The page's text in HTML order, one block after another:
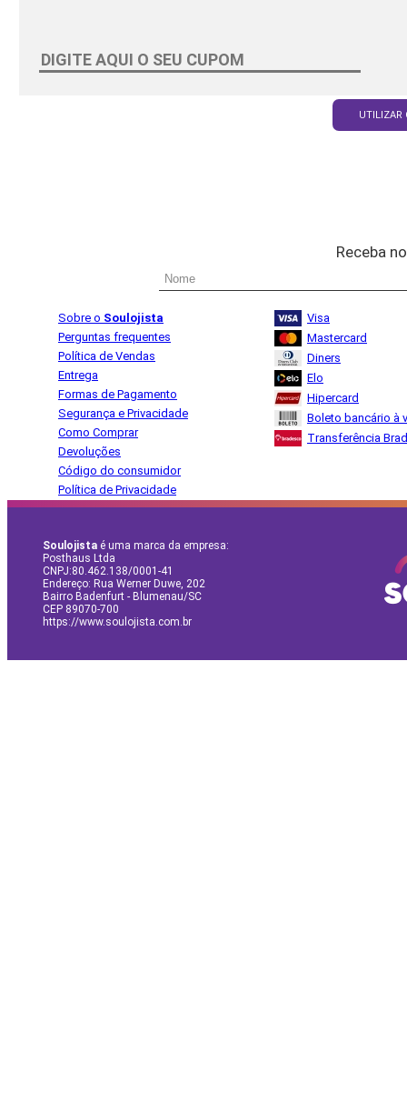
UTILIZAR
Receba
Sobre o Soulojista
Perguntas frequentes
Política de Vendas
Entrega
Formas de Pagamento
Segurança e Privacidade
Como Comprar
Devoluções
Código do consumidor
Política de Privacidade
Visa
Mastercard
Diners
Elo
Hipercard
Boleto bancário à
Transferência
Soulojista é uma marca da empresa:
Posthaus Ltda
CNPJ:80.462.138/0001-41
Endereço: Rua Werner Duwe, 202
Bairro Badenfurt - Blumenau/SC
CEP 89070-700
https://www.soulojista.com.br